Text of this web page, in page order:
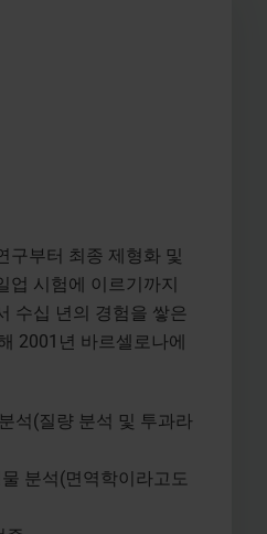
구부터 최종 제형화 및
업 시험에 이르기까지
수십 년의 경험을 쌓은
2001년 바르셀로나에
석(질량 분석 및 투과라
분석(면역학이라고도